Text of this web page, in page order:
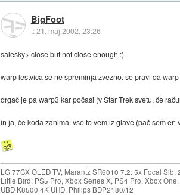
BigFoot
::21. maj 2002, 23:26
salesky> close but not close enough :)
warp lestvica se ne spreminja zvezno. se pravi da
drgač je pa warp3 kar počasi (v Star Trek svetu, če
in ja, če koda zanima. vse to vem iz glave (pač sem en
LG 77CX OLED TV; Marantz SR6010 7.2: 5x Focal Sib,
Little Bird; PS5 Pro, Xbox Series X, PS4 Pro, Xbox
UBD K8500 4K UHD, Philips BDP2180/12